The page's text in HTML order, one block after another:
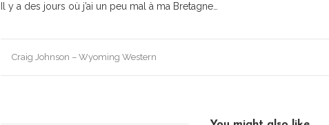
Il y a des jours où j’ai un peu mal à ma Bretagne…
Post
navigation
Craig Johnson – Wyoming Western